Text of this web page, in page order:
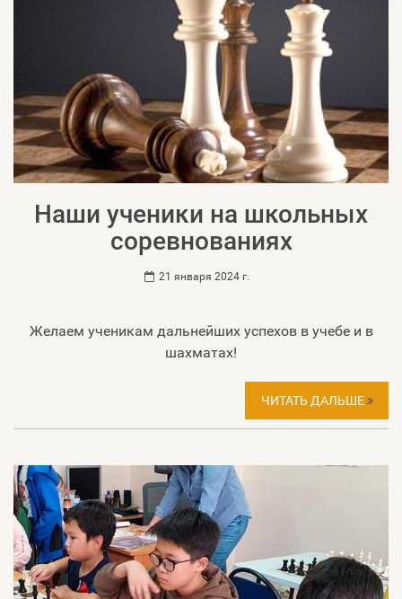
Наши ученики на школьных
соревнованиях
21 января 2024 г.
Желаем ученикам дальнейших успехов в учебе и в
шахматах!
ЧИТАТЬ ДАЛЬШЕ